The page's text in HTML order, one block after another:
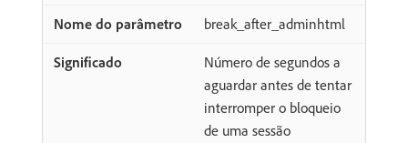
break_after_adminhtml
Número de segundos a
aguardar antes de tentar
interromper o bloqueio
de uma sessão